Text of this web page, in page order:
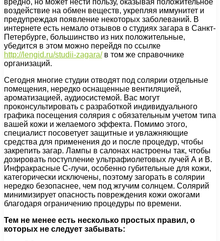
вредно, но может нести пользу, оказывая положительное
воздействие на обмен веществ, укрепляя иммунитет и
предупреждая появление некоторых заболеваний. В
интернете есть немало отзывов о студиях загара в Санкт-
Петербурге, большинство из них положительные,
убедится в этом можно перейдя по ссылке
http://lengid.ru/studii-zagara/в том же справочнике
организаций.
Сегодня многие студии отводят под солярии отдельные
помещения, нередко оснащенные вентиляцией,
ароматизацией, аудиосистемой. Вас могут
проконсультировать с разработкой индивидуального
графика посещения солярия с обязательным учетом типа
вашей кожи и желаемого эффекта. Помимо этого,
специалист посоветует защитные и увлажняющие
средства для применения до и после процедур, чтобы
закрепить загар. Лампы в салонах настроены так, чтобы
дозировать поступление ультрафиолетовых лучей А и В.
Инфракрасные С-лучи, особенно губительные для кожи,
категорически исключены, поэтому загорать в солярии
нередко безопаснее, чем под жгучим солнцем. Солярий
минимизирует опасность повреждения кожи ожогами
благодаря ограничению процедуры по времени.
Тем не менее есть несколько простых правил, о
которых не следует забывать: